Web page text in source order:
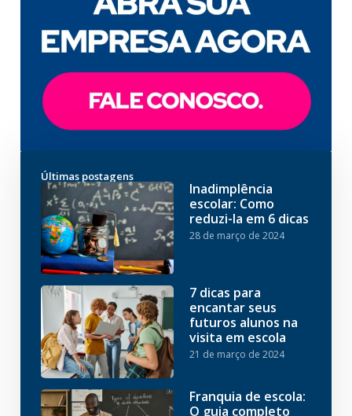
Últimas postagens
Inadimplência
escolar: Como
reduzi-la em 6 dicas
28 de março de 2024
7 dicas para
encantar seus
futuros alunos na
visita em escola
21 de março de 2024
Franquia de escola:
O guia completo